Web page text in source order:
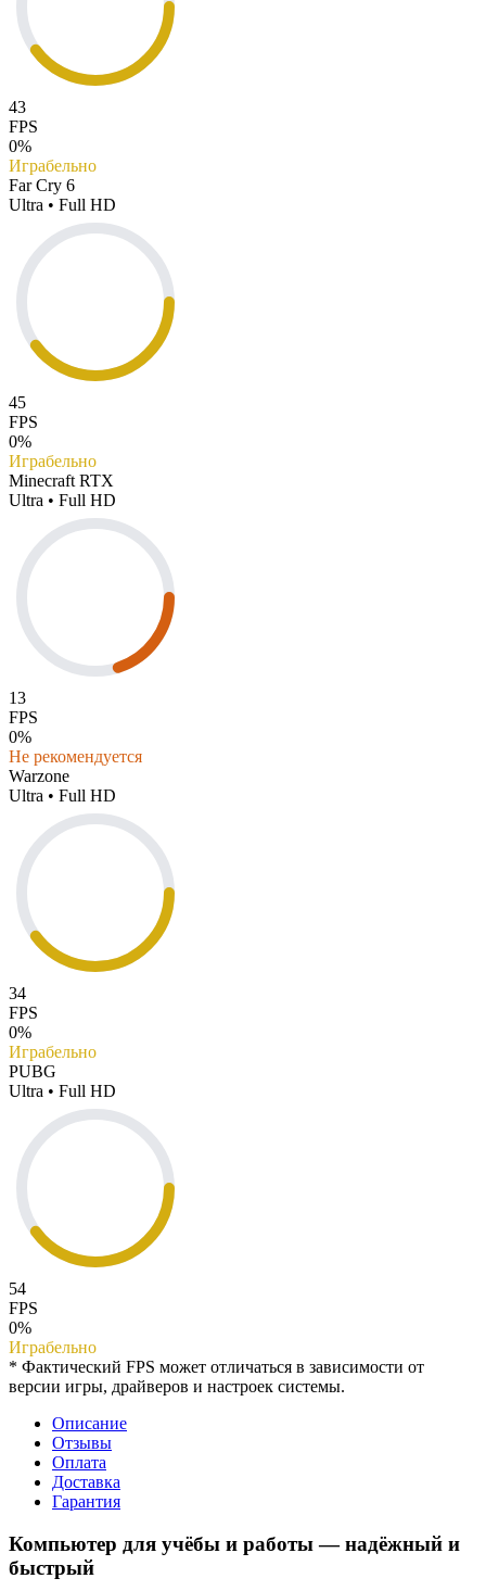
43
FPS
0%
Играбельно
Far Cry 6
Ultra • Full HD
45
FPS
0%
Играбельно
Minecraft RTX
Ultra • Full HD
13
FPS
0%
Не рекомендуется
Warzone
Ultra • Full HD
34
FPS
0%
Играбельно
PUBG
Ultra • Full HD
54
FPS
0%
Играбельно
* Фактический FPS может отличаться в зависимости от
версии игры, драйверов и настроек системы.
Описание
Отзывы
Оплата
Доставка
Гарантия
Компьютер для учёбы и работы — надёжный и
быстрый